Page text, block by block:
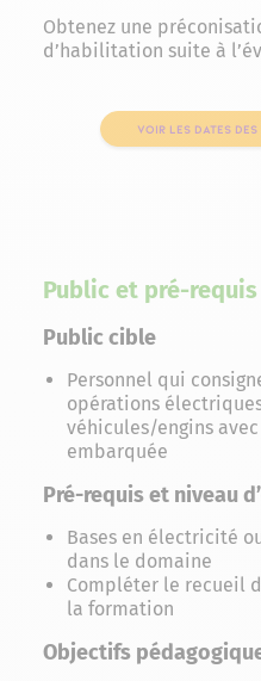
Obtenez une
d’habilitation suite à
VOIR LES DATES
Public et pré-requis
Public cible
Personnel qui
opérations
véhicules/engins avec
embarquée
Pré-requis et niveau
Bases en électricité
dans le domaine
Compléter le recueil
la formation
Objectifs